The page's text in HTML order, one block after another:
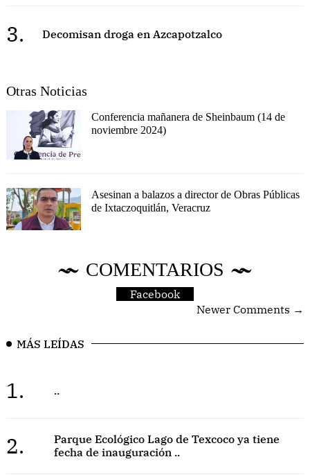
3. Decomisan droga en Azcapotzalco
Otras Noticias
Conferencia mañanera de Sheinbaum (14 de
noviembre 2024)
Asesinan a balazos a director de Obras Públicas
de Ixtaczoquitlán, Veracruz
COMENTARIOS
Facebook
Newer Comments →
MÁS LEÍDAS
1. ..
2.
Parque Ecológico Lago de Texcoco ya tiene
fecha de inauguración ..